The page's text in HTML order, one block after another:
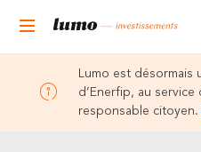
Lumo est désormais
d’Enerfip, au service
responsable citoyen.